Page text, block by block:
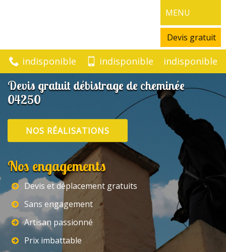
MENU
Devis gratuit
indisponible indisponible indisponible
Devis gratuit débistrage de cheminée
04250
NOS RÉALISATIONS
Nos engagements
Devis et déplacement gratuits
Sans engagement
Artisan passionné
Prix imbattable